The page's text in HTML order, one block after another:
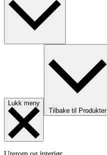
Lukk meny
Tilbake til Produkter